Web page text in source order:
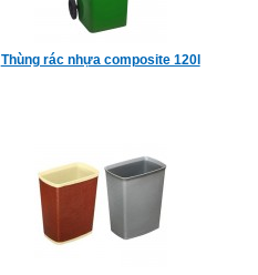
Thùng rác nhựa composite 120l